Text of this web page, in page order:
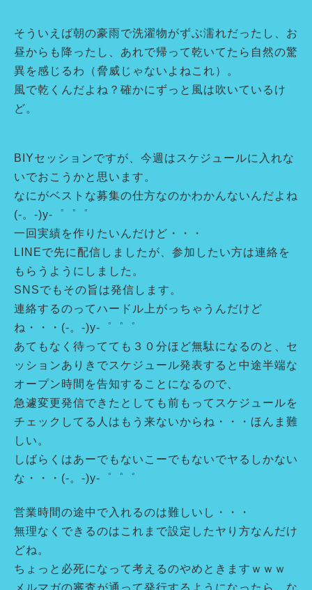
そういえば朝の豪雨で洗濯物がずぶ濡れだったし、お
昼からも降ったし、あれで帰って乾いてたら自然の驚
異を感じるわ（脅威じゃないよねこれ）。
風で乾くんだよね？確かにずっと風は吹いているけ
ど。
BIYセッションですが、今週はスケジュールに入れな
いでおこうかと思います。
なにがベストな募集の仕方なのかわかんないんだよね
(-。-)y-゜゜゜
一回実績を作りたいんだけど・・・
LINEで先に配信しましたが、参加したい方は連絡を
もらうようにしました。
SNSでもその旨は発信します。
連絡するのってハードル上がっちゃうんだけど
ね・・・(-。-)y-゜゜゜
あてもなく待ってても３０分ほど無駄になるのと、セ
ッションありきでスケジュール発表すると中途半端な
オープン時間を告知することになるので、
急遽変更発信できたとしても前もってスケジュールを
チェックしてる人はもう来ないからね・・・ほんま難
しい。
しばらくはあーでもないこーでもないでヤるしかない
な・・・(-。-)y-゜゜゜
営業時間の途中で入れるのは難しいし・・・
無理なくできるのはこれまで設定したヤり方なんだけ
どね。
ちょっと必死になって考えるのやめときますｗｗｗ
メルマガの審査が通って発行するようになったら、な